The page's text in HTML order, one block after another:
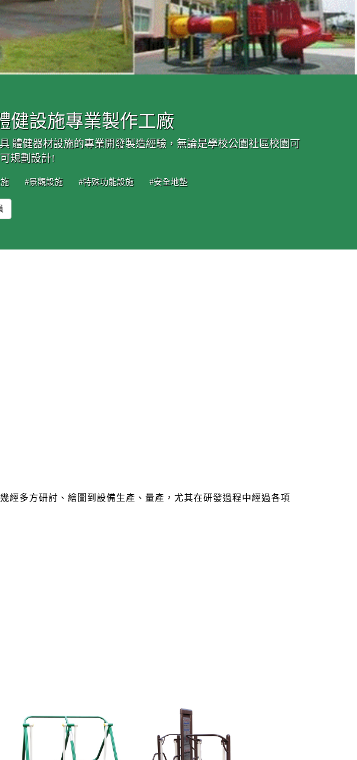
健設施專業製作工廠
體健器材設施的專業開發製造經驗，無論是學校公園社區校園可
規劃設計!
#景觀設施 #特殊功能設施 #安全地墊